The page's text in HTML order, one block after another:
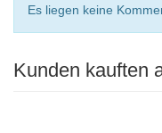
Es liegen keine
Kunden kauften